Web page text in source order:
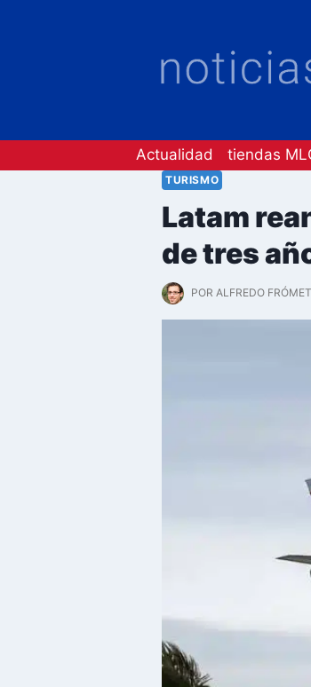
Actualidad tiendas
TURISMO
Latam
de tres
POR ALFREDO